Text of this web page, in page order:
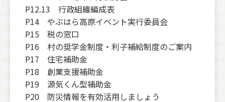
P12.13 行政組織編成表
P14 やぶはら高原イベント実行委員会
P15 税の窓口
P16 村の奨学金制度・利子補給制度のご案内
P17 住宅補助金
P18 創業支援補助金
P19 源気くん型補助金
P20 防災情報を有効活用しましょう